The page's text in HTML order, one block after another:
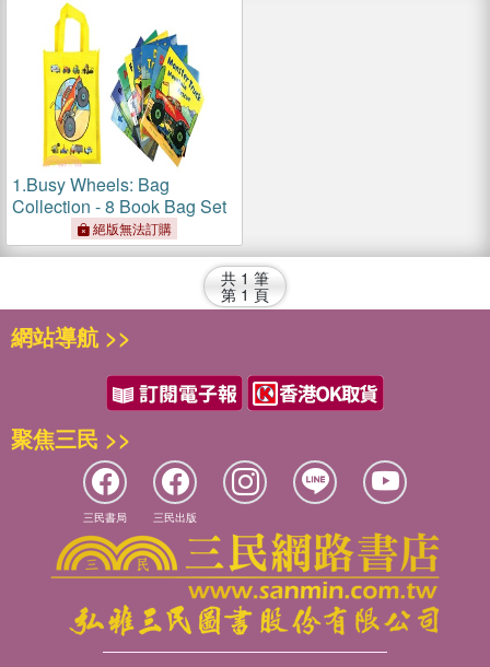
1.Busy Wheels: Bag
Collection - 8 Book Bag Set
絕版無法訂購
共 1 筆
第 1 頁
網站導航 >>
聚焦三民 >>
三民書局 三民出版